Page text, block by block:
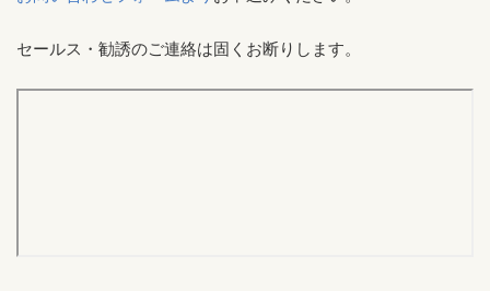
セールス・勧誘のご連絡は固くお断りします。